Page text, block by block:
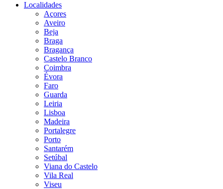
Localidades
Açores
Aveiro
Beja
Braga
Bragança
Castelo Branco
Coimbra
Évora
Faro
Guarda
Leiria
Lisboa
Madeira
Portalegre
Porto
Santarém
Setúbal
Viana do Castelo
Vila Real
Viseu